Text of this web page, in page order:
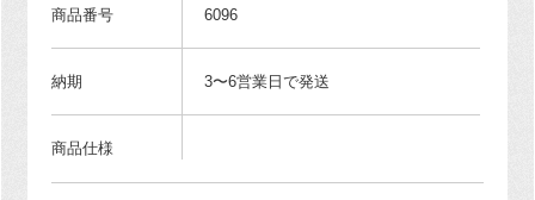
商品番号 6096
納期 3〜6営業日で発送
商品仕様